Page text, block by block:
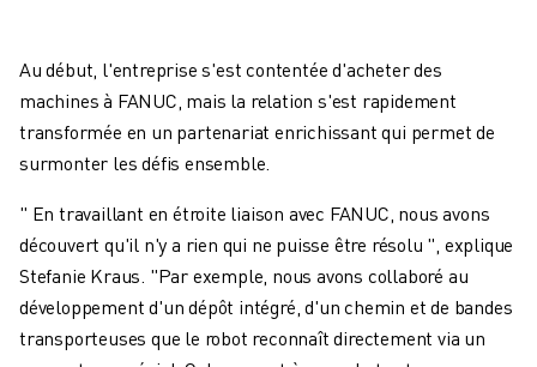
Au début, l'entreprise s'est contentée d'acheter des
machines à FANUC, mais la relation s'est rapidement
transformée en un partenariat enrichissant qui permet de
surmonter les défis ensemble.
" En travaillant en étroite liaison avec FANUC, nous avons
découvert qu'il n'y a rien qui ne puisse être résolu ", explique
Stefanie Kraus. "Par exemple, nous avons collaboré au
développement d'un dépôt intégré, d'un chemin et de bandes
transporteuses que le robot reconnaît directement via un